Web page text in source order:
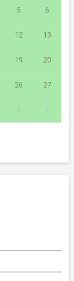
5 6
12 13
19 20
26 27
3 4